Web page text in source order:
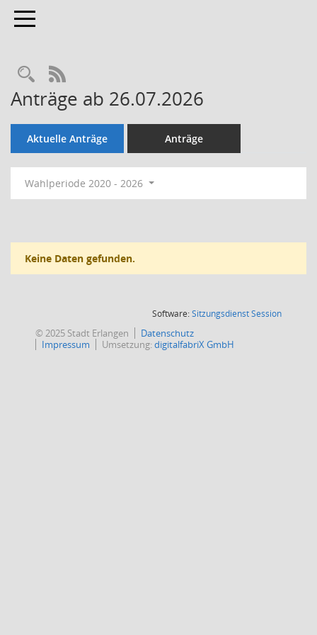
Toggle navigation
Rechercheauswahl
RSS-Feed
Anträge ab 26.07.2026
Aktuelle Anträge Anträge
Wahlperiode 2020 - 2026
Keine Daten gefunden.
Software:SitzungsdienstSession(Wird in
© 2025 Stadt Erlangen
Datenschutz
Impressum
Umsetzung:digitalfabriX GmbH